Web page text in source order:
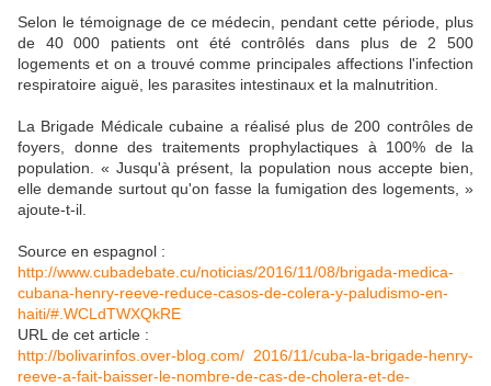
Selon le témoignage de ce médecin, pendant cette période, plus
de 40 000 patients ont été contrôlés dans plus de 2 500
logements et on a trouvé comme principales affections l'infection
respiratoire aiguë, les parasites intestinaux et la malnutrition.
La Brigade Médicale cubaine a réalisé plus de 200 contrôles de
foyers, donne des traitements prophylactiques à 100% de la
population. « Jusqu'à présent, la population nous accepte bien,
elle demande surtout qu'on fasse la fumigation des logements, »
ajoute-t-il.
Source en espagnol :
http://www.cubadebate.cu/noticias/2016/11/08/brigada-medica-
cubana-henry-reeve-reduce-casos-de-colera-y-paludismo-en-
haiti/#.WCLdTWXQkRE
URL de cet article :
http://bolivarinfos.over-blog.com/ 2016/11/cuba-la-brigade-henry-
reeve-a-fait-baisser-le-nombre-de-cas-de-cholera-et-de-